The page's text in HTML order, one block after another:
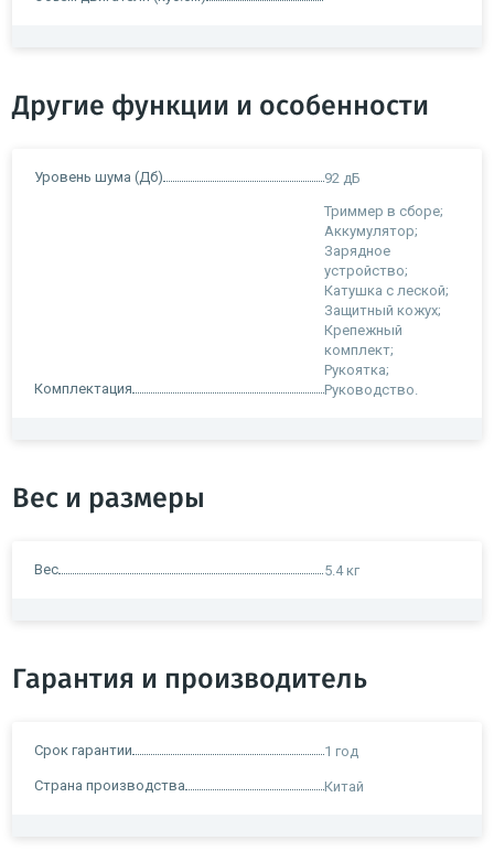
Другие функции и особенности
Уровень шума (Дб) 92 дБ
Комплектация
Триммер в сборе;
Аккумулятор;
Зарядное
устройство;
Катушка с леской;
Защитный кожух;
Крепежный
комплект;
Рукоятка;
Руководство.
Вес и размеры
Вес 5.4 кг
Гарантия и производитель
Срок гарантии 1 год
Страна производства Китай